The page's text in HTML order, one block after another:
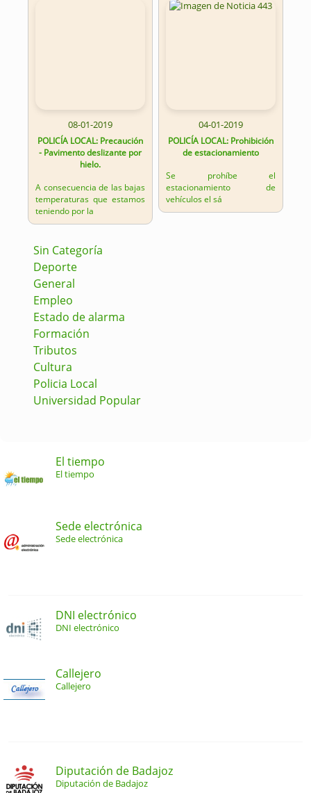
08-01-2019
POLICÍA LOCAL: Precaución
- Pavimento deslizante por
hielo.
A consecuencia de las bajas
temperaturas que estamos
teniendo por la
04-01-2019
POLICÍA LOCAL: Prohibición
de estacionamiento
Se prohíbe el
estacionamiento de
vehículos el sá
Sin Categoría
Deporte
General
Empleo
Estado de alarma
Formación
Tributos
Cultura
Policia Local
Universidad Popular
El tiempo
El tiempo
Sede electrónica
Sede electrónica
DNI electrónico
DNI electrónico
Callejero
Callejero
Diputación de Badajoz
Diputación de Badajoz